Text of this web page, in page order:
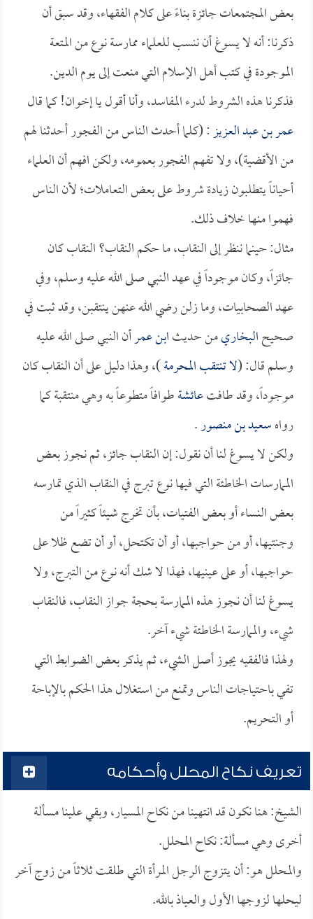
بعض المجتمعات جائزة بناءً على كلام الفقهاء، وقد سبق أن
ذكرنا: أنه لا يسوغ أن ننسب للعلماء ممارسة نوع من المتعة
الموجودة في كتب أهل الإسلام التي منعت إلى يوم الدين.
فذكرنا هذه الشروط لدرء المفاسد، وأنا أقول يا إخوان! كما قال
عمر بن عبد العزيز: (كلما أحدث الناس من الفجور أحدثنا لهم
من الأقضية)، ولا تفهم الفجور بعمومه، ولكن افهم أن العلماء
أحياناً يتطلبون زيادة شروط على بعض التعاملات؛ لأن الناس
فهموا منها خلاف ذلك.
مثال: حينما ننظر إلى النقاب، ما حكم النقاب؟ النقاب كان
جائزاً، وكان موجوداً في عهد النبي صلى الله عليه وسلم، وفي
عهد الصحابيات، وما زلن رضي الله عنهن ينتقبن، وقد ثبت في
صحيحالبخاريمن حديثابن عمرأن النبي صلى الله عليه
وسلم قال: (لا تنتقب المحرمة)، وهذا دليل على أن النقاب كان
موجوداً، وقد طافتعائشةطوافاً متطوعاً به وهي منتقبة كما
رواهسعيد بن منصور.
ولكن لا يسوغ لنا أن نقول: إن النقاب جائز، ثم نجوز بعض
الممارسات الخاطئة التي فيها نوع تبرج في النقاب الذي تمارسه
بعض النساء أو بعض الفتيات، بأن تخرج شيئاً كثيراً من
وجنتيها، أو من حواجبها، أو أن تكتحل، أو أن تضع ظلا على
حواجبها، أو على عينيها، فهذا لا شك أنه نوع من التبرج، ولا
يسوغ لنا أن نجوز هذه الممارسة بحجة جواز النقاب، فالنقاب
شيء، والممارسة الخاطئة شيء آخر.
ولهذا فالفقيه يجوز أصل الشيء، ثم يذكر بعض الضوابط التي
تفي باحتياجات الناس وتمنع من استغلال هذا الحكم بالإباحة
أو التحريم.
تعريف نكاح المحلل وأحكامه
الشيخ: هنا نكون قد انتهينا من نكاح المسيار، وبقي علينا مسألة
أخرى وهي مسألة: نكاح المحلل.
والمحلل هو: أن يتزوج الرجل المرأة التي طلقت ثلاثاً من زوج آخر
ليحلها لزوجها الأول والعياذ بالله.